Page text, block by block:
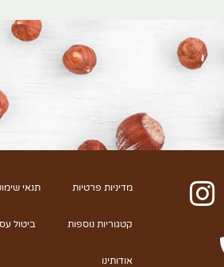
מדיניות פרטיות תנאי
קטגוריות נוספות ביטול
אודותינו